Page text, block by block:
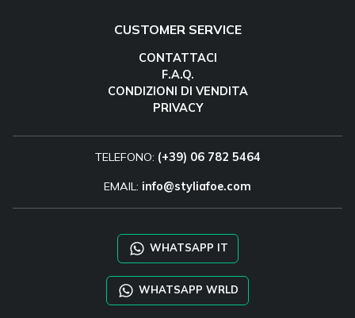
CUSTOMER SERVICE
CONTATTACI
F.A.Q.
CONDIZIONI DI VENDITA
PRIVACY
TELEFONO: (+39) 06 782 5464
EMAIL: info@styliafoe.com
WHATSAPP IT
WHATSAPP WRLD